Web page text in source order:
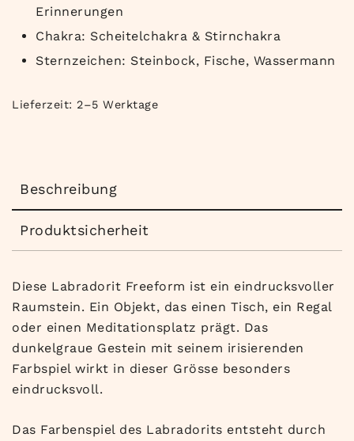
Erinnerungen
Chakra: Scheitelchakra & Stirnchakra
Sternzeichen: Steinbock, Fische, Wassermann
Lieferzeit: 2–5 Werktage
Beschreibung
Produktsicherheit
Diese Labradorit Freeform ist ein eindrucksvoller
Raumstein. Ein Objekt, das einen Tisch, ein Regal
oder einen Meditationsplatz prägt. Das
dunkelgraue Gestein mit seinem irisierenden
Farbspiel wirkt in dieser Grösse besonders
eindrucksvoll.
Das Farbenspiel des Labradorits entsteht durch